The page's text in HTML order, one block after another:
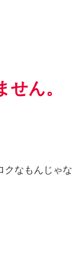
ん。
クなもんじゃな